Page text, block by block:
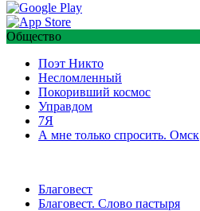
Общество
Поэт Никто
Несломленный
Покоривший космос
Управдом
7Я
А мне только спросить. Омск
Благовест
Благовест. Слово пастыря